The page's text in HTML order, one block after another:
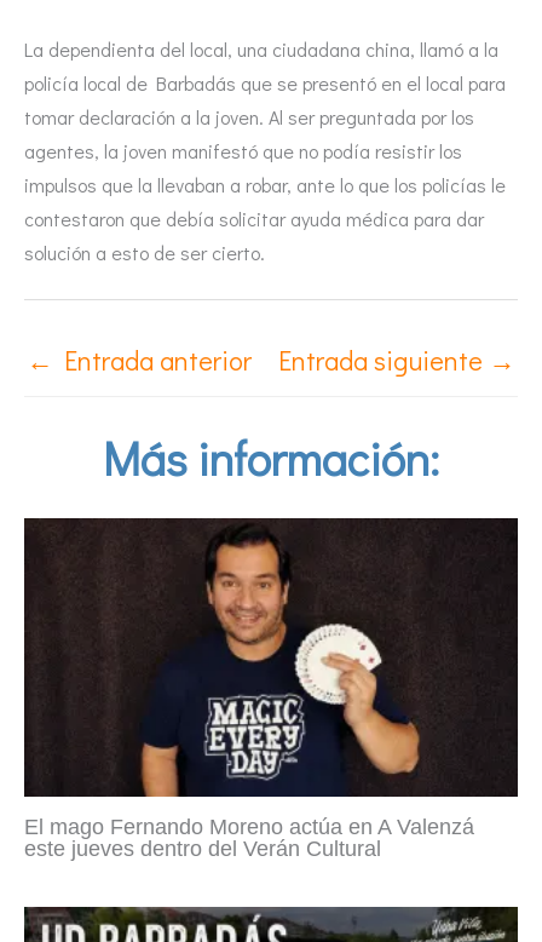
La dependienta del local, una ciudadana china, llamó a la
policía local de Barbadás que se presentó en el local para
tomar declaración a la joven. Al ser preguntada por los
agentes, la joven manifestó que no podía resistir los
impulsos que la llevaban a robar, ante lo que los policías le
contestaron que debía solicitar ayuda médica para dar
solución a esto de ser cierto.
← Entrada anterior Entrada siguiente →
Más información:
El mago Fernando Moreno actúa en A Valenzá
este jueves dentro del Verán Cultural